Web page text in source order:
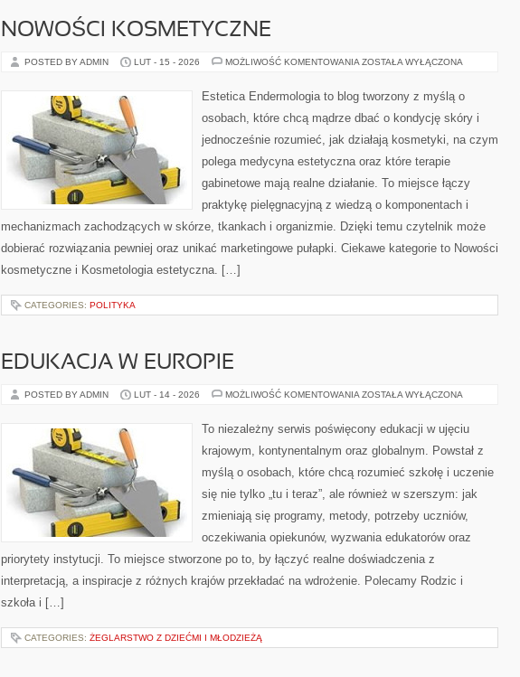
NOWOŚCI KOSMETYCZNE
POSTED BY ADMIN LUT - 15 - 2026 MOŻLIWOŚĆ KOMENTOWANIA NOWOŚCI
ZOSTAŁA WYŁĄCZONA
Estetica Endermologia to blog tworzony z myślą o
osobach, które chcą mądrze dbać o kondycję skóry i
jednocześnie rozumieć, jak działają kosmetyki, na czym
polega medycyna estetyczna oraz które terapie
gabinetowe mają realne działanie. To miejsce łączy
praktykę pielęgnacyjną z wiedzą o komponentach i
mechanizmach zachodzących w skórze, tkankach i organizmie. Dzięki temu czytelnik może
dobierać rozwiązania pewniej oraz unikać marketingowe pułapki. Ciekawe kategorie to Nowości
kosmetyczne i Kosmetologia estetyczna. […]
CATEGORIES: POLITYKA
EDUKACJA W EUROPIE
POSTED BY ADMIN LUT - 14 - 2026 MOŻLIWOŚĆ KOMENTOWANIA EDUKACJA
ZOSTAŁA WYŁĄCZONA
To niezależny serwis poświęcony edukacji w ujęciu
krajowym, kontynentalnym oraz globalnym. Powstał z
myślą o osobach, które chcą rozumieć szkołę i uczenie
się nie tylko „tu i teraz”, ale również w szerszym: jak
zmieniają się programy, metody, potrzeby uczniów,
oczekiwania opiekunów, wyzwania edukatorów oraz
priorytety instytucji. To miejsce stworzone po to, by łączyć realne doświadczenia z
interpretacją, a inspiracje z różnych krajów przekładać na wdrożenie. Polecamy Rodzic i
szkoła i […]
CATEGORIES: ŻEGLARSTWO Z DZIEĆMI I MŁODZIEŻĄ